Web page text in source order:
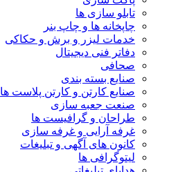
تابلو سازی ها
چاپخانه ها و چاپ بنر
خدمات لیزر و برش و حکاکی
دفاتر فنی دیجیتال
صحافی
صنایع بسته بندی
صنایع کارتن و کارتن پلاست ها
صنعت جعبه سازی
طراحان و گرافیست ها
غرفه آرایی و غرفه سازی
کانون های آگهی و تبلیغات
لیتوگرافی ها